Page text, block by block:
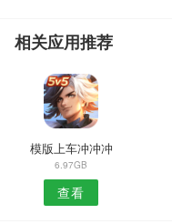
相关应用推荐
模版上车冲冲冲
6.97GB
查看